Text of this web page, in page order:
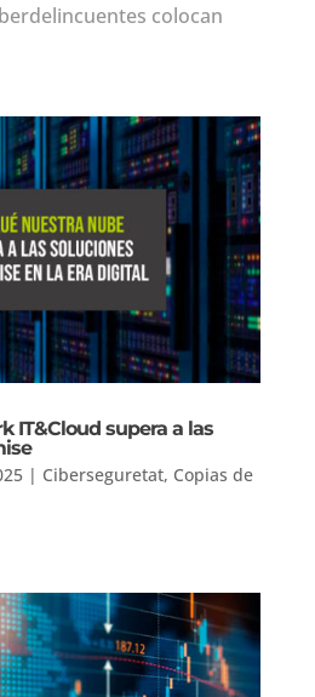
colocan
IT&Cloud supera a las
| Ciberseguretat, Copias de